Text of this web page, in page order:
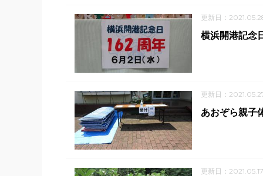
更新日：
横浜開港記念
更新日：
あおぞら親子
更新日：2021.05.17